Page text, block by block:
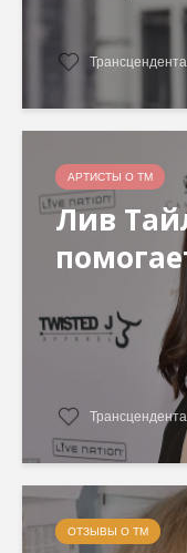
АРТИСТЫ О ТМ
Лив
ОТЗЫВЫ О ТМ